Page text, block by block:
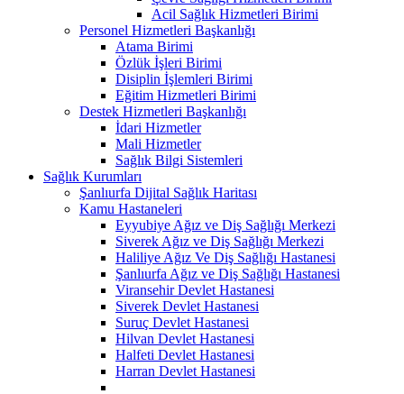
Acil Sağlık Hizmetleri Birimi
Personel Hizmetleri Başkanlığı
Atama Birimi
Özlük İşleri Birimi
Disiplin İşlemleri Birimi
Eğitim Hizmetleri Birimi
Destek Hizmetleri Başkanlığı
İdari Hizmetler
Mali Hizmetler
Sağlık Bilgi Sistemleri
Sağlık Kurumları
Şanlıurfa Dijital Sağlık Haritası
Kamu Hastaneleri
Eyyubiye Ağız ve Diş Sağlığı Merkezi
Siverek Ağız ve Diş Sağlığı Merkezi
Haliliye Ağız Ve Diş Sağlığı Hastanesi
Şanlıurfa Ağız ve Diş Sağlığı Hastanesi
Viransehir Devlet Hastanesi
Siverek Devlet Hastanesi
Suruç Devlet Hastanesi
Hilvan Devlet Hastanesi
Halfeti Devlet Hastanesi
Harran Devlet Hastanesi